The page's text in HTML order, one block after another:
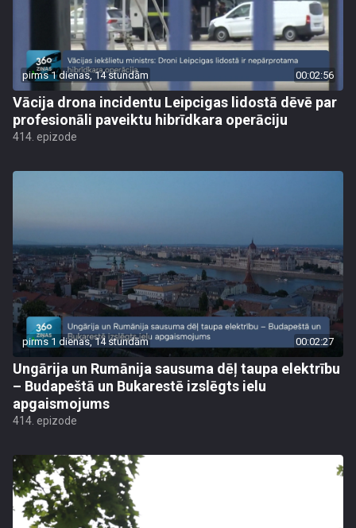
pirms 1 dienas, 14 stundām 00:02:56
Vācija drona incidentu Leipcigas lidostā dēvē par
profesionāli paveiktu hibrīdkara operāciju
414. epizode
pirms 1 dienas, 14 stundām 00:02:27
Ungārija un Rumānija sausuma dēļ taupa elektrību
– Budapeštā un Bukarestē izslēgts ielu
apgaismojums
414. epizode